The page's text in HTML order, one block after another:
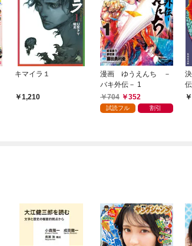
キマイラ１
1,210
漫画 ゆうえんち －
バキ外伝－ 1
704
352
試読フル 割引